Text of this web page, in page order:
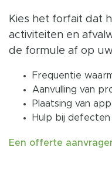
Kies het forfait dat
activiteiten en
de formule af op
Frequentie
Aanvulling van
Plaatsing van
Hulp bij defecten
Een offerte